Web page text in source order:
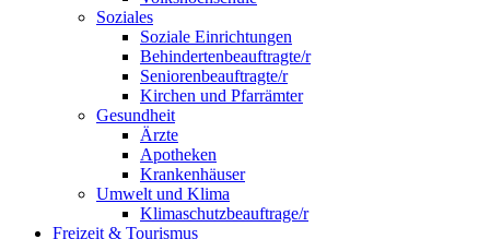
Soziales
Soziale Einrichtungen
Behindertenbeauftragte/r
Seniorenbeauftragte/r
Kirchen und Pfarrämter
Gesundheit
Ärzte
Apotheken
Krankenhäuser
Umwelt und Klima
Klimaschutzbeauftrage/r
Freizeit & Tourismus